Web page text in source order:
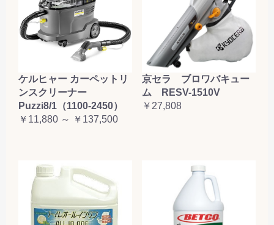
ケルヒャー カーペットリ
ンスクリーナー
Puzzi8/1（1100-2450）
￥11,880 ～ ￥137,500
京セラ ブロワバキュー
ム RESV-1510V
￥27,808